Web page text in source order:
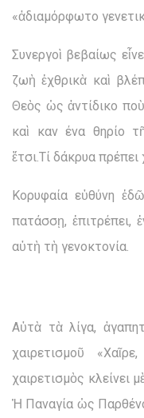
«ἀδιαμόρφωτο
Συνεργοὶ βεβαίως
ζωὴ ἐχθρικὰ καὶ
Θεὸς ὡς ἀντίδικο
καὶ καν ένα θηρίο
ἔτσι.Τί δάκρυα
Κορυφαία εὐθύνη
πατάσσῃ, ἐπιτρέπει,
αὐτὴ τὴ γενοκτονία.
Αὐτὰ τὰ λίγα,
χαιρετισμοῦ
χαιρετισμὸς κλείνει
Ἡ Παναγία ὡς